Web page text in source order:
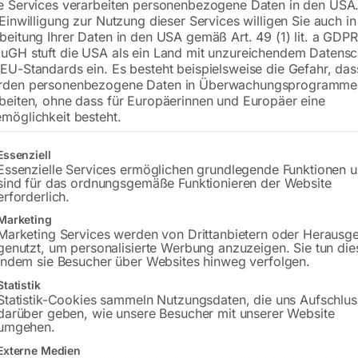
Modell WB-P400 digit (für Stahl &
Transportwagen und Zubehör.
€8.160,00
Bitte beachten Sie: Die Versandkosten
Services verarbeiten personenbezogene Daten in den
zur Nutzung dieser Services willigen Sie auch
Ihrer Daten in den USA gemäß Art. 49 (1) lit. a
stuft die USA als ein Land mit unzureichendem
Standards ein. Es besteht beispielsweise die Gefahr,
personenbezogene Daten in
ohne dass für Europäerinnen und Europäer eine
besteht.
eine Liste der Service-Gruppen, für die eine Einwilligung erteilt
Services ermöglichen grundlegende Funktionen
für das ordnungsgemäße Funktionieren der Website
Services werden von Drittanbietern oder
um personalisierte Werbung anzuzeigen. Sie tun
sie Besucher über Websites hinweg verfolgen.
Cookies sammeln Nutzungsdaten, die uns
geben, wie unsere Besucher mit unserer Website
Medien